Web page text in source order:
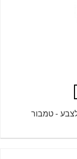
לצבע - טמבור